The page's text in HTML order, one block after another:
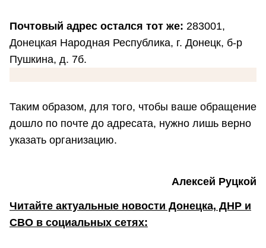
Почтовый адрес остался тот же: 283001,
Донецкая Народная Республика, г. Донецк, б-р
Пушкина, д. 7б.
Таким образом, для того, чтобы ваше обращение
дошло по почте до адресата, нужно лишь верно
указать организацию.
Алексей Руцкой
Читайте актуальные новости Донецка, ДНР и
СВО в социальных сетях: